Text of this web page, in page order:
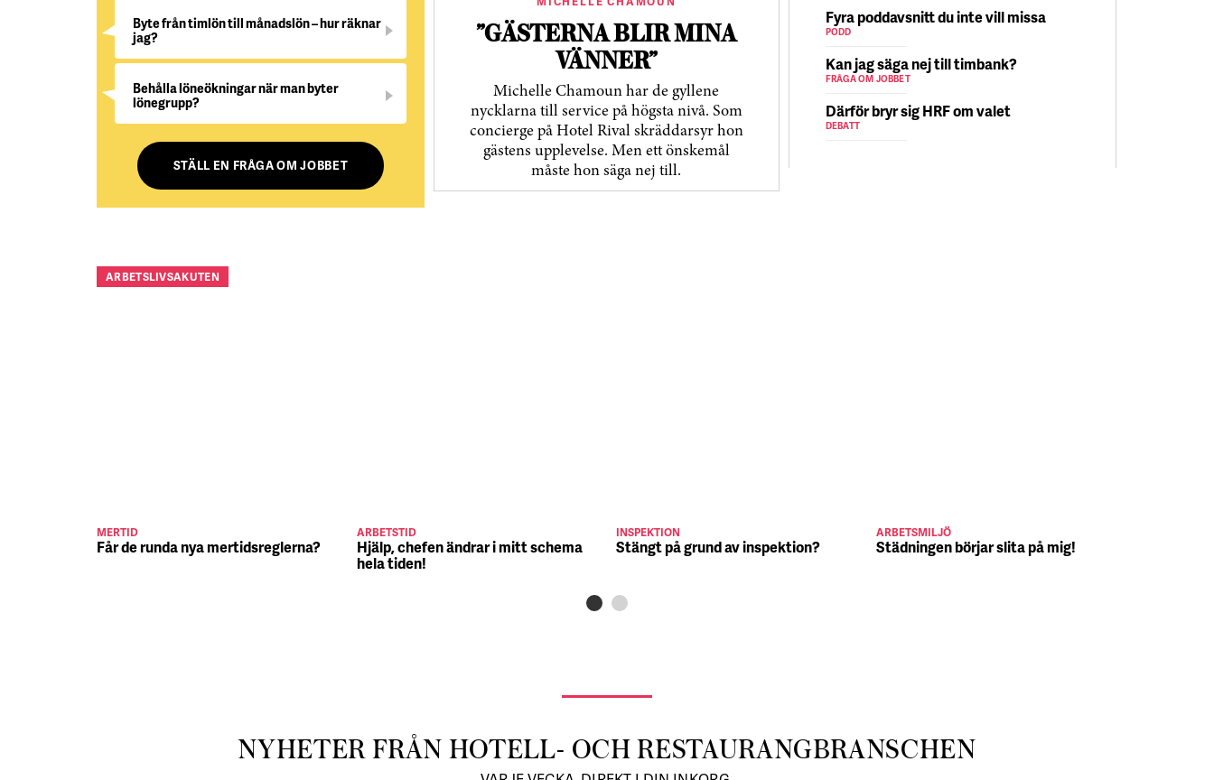
Byte från timlön till månadslön – hur räknar
jag?
Behålla löneökningar när man byter
lönegrupp?
STÄLL EN FRÅGA OM JOBBET
”GÄSTERNA BLIR MINA
VÄNNER”
Michelle Chamoun har de gyllene
nycklarna till service på högsta nivå. Som
concierge på Hotel Rival skräddarsyr hon
gästens upp­levelse. Men ett önskemål
måste hon säga nej till.
Fyra poddavsnitt du inte vill missa
PODD
Kan jag säga nej till timbank?
FRÅGA OM JOBBET
Därför bryr sig HRF om valet
DEBATT
ARBETSLIVSAKUTEN
MERTID
Får de runda nya mertidsreglerna?
ARBETSTID
Hjälp, chefen ändrar i mitt schema
hela tiden!
INSPEKTION
Stängt på grund av inspektion?
ARBETSMILJÖ
Städningen börjar slita på mig!
NYHETER FRÅN HOTELL- OCH RESTAURANGBRANSCHEN